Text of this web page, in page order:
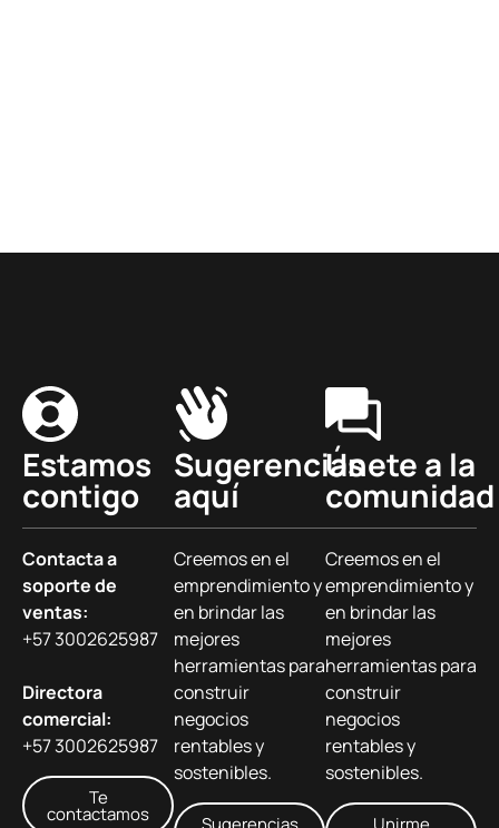
Estamos
contigo
Contacta a
soporte de
ventas:
+57 3002625987
Directora
comercial:
+57 3002625987
Te
contactamos
Sugerencias
aquí
Creemos en el
emprendimiento y
en brindar las
mejores
herramientas para
construir
negocios
rentables y
sostenibles.
Únete a la
comunidad
Creemos en el
emprendimiento y
en brindar las
mejores
herramientas para
construir
negocios
rentables y
sostenibles.